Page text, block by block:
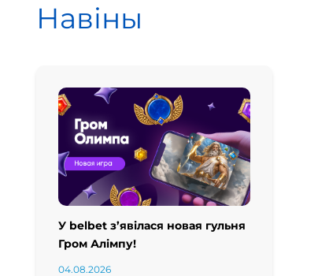
Навіны
У belbet з’явілася новая гульня
Гром Алімпу!
04.08.2026